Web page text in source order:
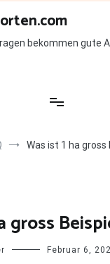
bekommen gute
Was ist 1 ha gross
gross
Februar 6,